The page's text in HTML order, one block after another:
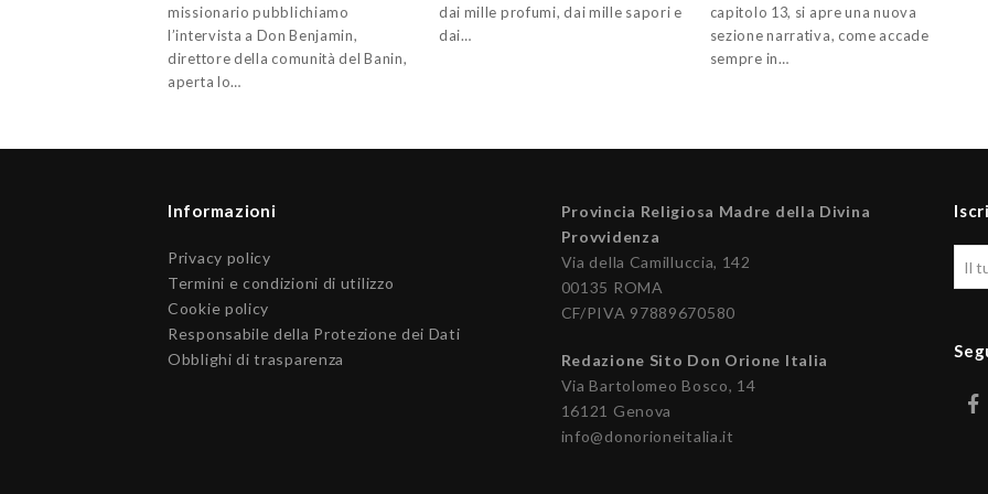
missionario pubblichiamo
l’intervista a Don Benjamin,
direttore della comunità del Banin,
aperta lo…
dai mille profumi, dai mille sapori e
dai…
capitolo 13, si apre una nuova
sezione narrativa, come accade
sempre in…
Informazioni
Privacy policy
Termini e condizioni di utilizzo
Cookie policy
Responsabile della Protezione dei Dati
Obblighi di trasparenza
Provincia Religiosa Madre della Divina
Provvidenza
Via della Camilluccia, 142
00135 ROMA
CF/PIVA 97889670580
Redazione Sito Don Orione Italia
Via Bartolomeo Bosco, 14
16121 Genova
info@donorioneitalia.it